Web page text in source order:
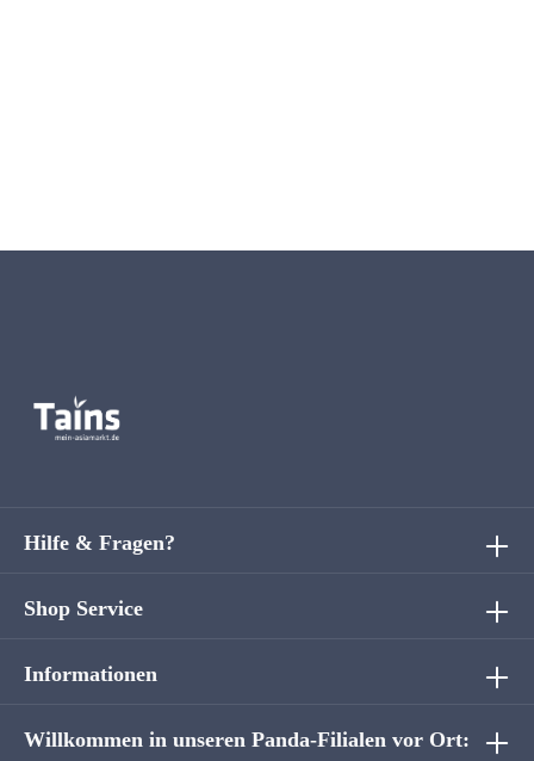
Willkommen in unseren Panda-Filialen vor Ort:
Hilfe & Fragen?
Shop Service
Informationen